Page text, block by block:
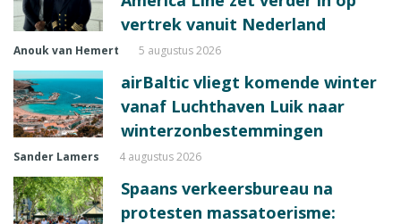
vertrek vanuit Nederland
Anouk van Hemert 5 augustus 2026
airBaltic vliegt komende winter
vanaf Luchthaven Luik naar
winterzonbestemmingen
Sander Lamers 4 augustus 2026
Spaans verkeersbureau na
protesten massatoerisme: